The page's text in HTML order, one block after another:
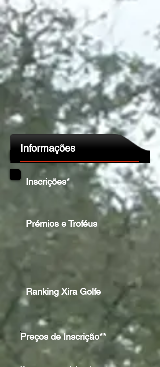
Informações
Inscrições*
Prémios e Troféus
Ranking Xira Golfe
Preços de Inscrição**